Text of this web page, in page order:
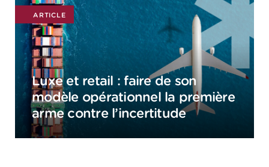
ARTICLE
Luxe et retail : faire de son
modèle opérationnel la première
arme contre l’incertitude